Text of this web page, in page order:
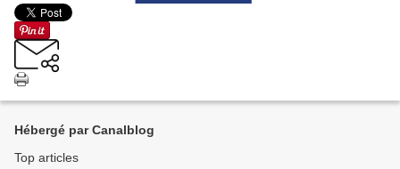
Hébergé par Canalblog
Top articles